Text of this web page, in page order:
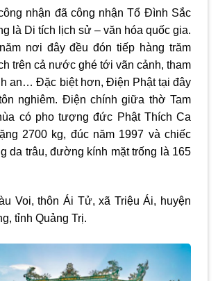
nhận đã công nhận Tổ Đình Sắc
là Di tích lịch sử – văn hóa quốc gia.
nơi đây đều đón tiếp hàng trăm
trên cả nước ghé tới vãn cảnh, tham
an… Đặc biệt hơn, Điện Phật tại đây
nghiêm. Điện chính giữa thờ Tam
có pho tượng đức Phật Thích Ca
2700 kg, đúc năm 1997 và chiếc
da trâu, đường kính mặt trống là 165
Voi, thôn Ái Tử, xã Triệu Ái, huyện
tỉnh Quảng Trị.